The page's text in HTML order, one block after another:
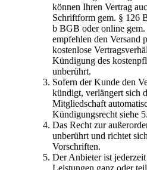
können Ihren Vertrag
Schriftform gem. § 126
b BGB oder online
empfehlen den Versand
kostenlose
Kündigung des
unberührt.
Sofern der Kunde den
kündigt, verlängert sich
Mitgliedschaft
Kündigungsrecht siehe
Das Recht zur
unberührt und richtet
Vorschriften.
Der Anbieter ist
Leistungen ganz oder